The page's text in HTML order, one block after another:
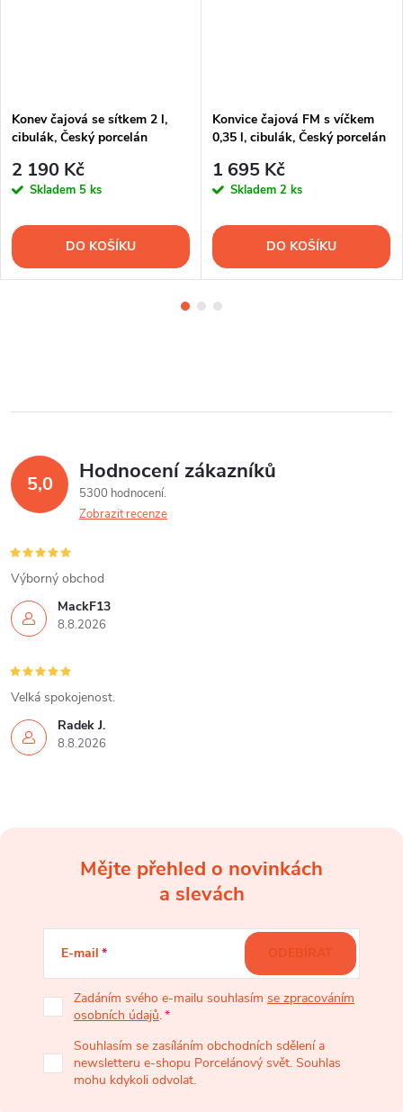
Konev čajová se sítkem 2 l,
cibulák, Český porcelán
2 190 Kč
Skladem 5 ks
DO KOŠÍKU
Konvice čajová FM s víčkem
0,35 l, cibulák, Český porcelán
1 695 Kč
Skladem 2 ks
DO KOŠÍKU
5,0 Hodnocení zákazníků
5300 hodnocení
Zobrazit recenze
MackF13
8.8.2026
Výborný obchod
Radek J.
8.8.2026
Velká spokojenost.
Mějte přehled o novinkách
a slevách
E-mail
Zadáním svého e-mailu souhlasím se zpracováním
osobních údajů.
Souhlasím se zasíláním obchodních sdělení a
newsletteru e-shopu Porcelánový svět. Souhlas
mohu kdykoli odvolat.
ODEBÍRAT